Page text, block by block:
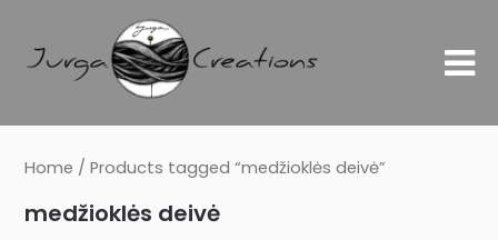
Home / Products tagged “medžioklės deivė”
medžioklės deivė